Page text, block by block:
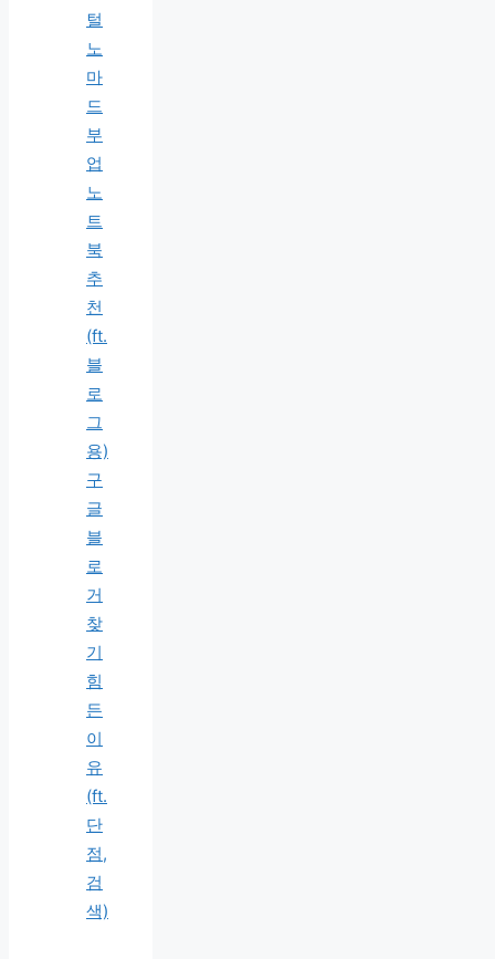
털
노
마
드
부
업
노
트
북
추
천
(ft.
블
로
그
용)
구
글
블
로
거
찾
기
힘
든
이
유
(ft.
단
점,
검
색)